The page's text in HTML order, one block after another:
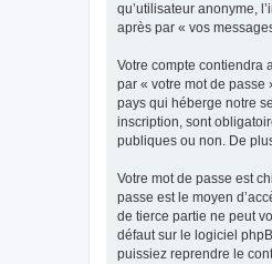
qu’utilisateur anonyme,
après par « vos
Votre compte contiendra
par « votre mot de
pays qui héberge notre
inscription, sont
publiques ou non. De
Votre mot de passe est
passe est le moyen
de tierce partie ne peut
défaut sur le logiciel
puissiez reprendre le